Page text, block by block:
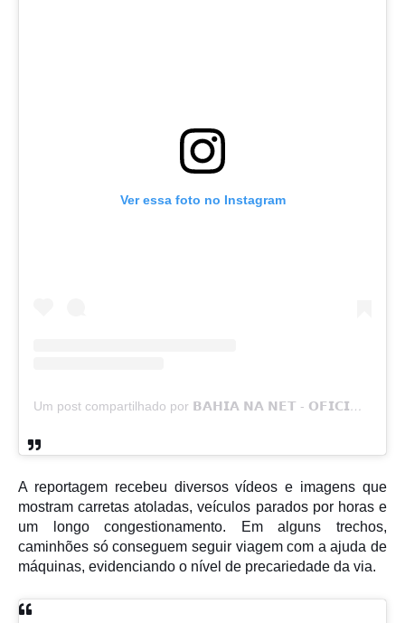
Ver essa foto no Instagram
Um post compartilhado por 𝗕𝗔𝗛𝗜𝗔 𝗡𝗔 𝗡𝗘𝗧 - 𝗢𝗙𝗜𝗖𝗜𝗔𝗟 (@bahia.nanet01)
A reportagem recebeu diversos vídeos e imagens que
mostram carretas atoladas, veículos parados por horas e
um longo congestionamento. Em alguns trechos,
caminhões só conseguem seguir viagem com a ajuda de
máquinas, evidenciando o nível de precariedade da via.